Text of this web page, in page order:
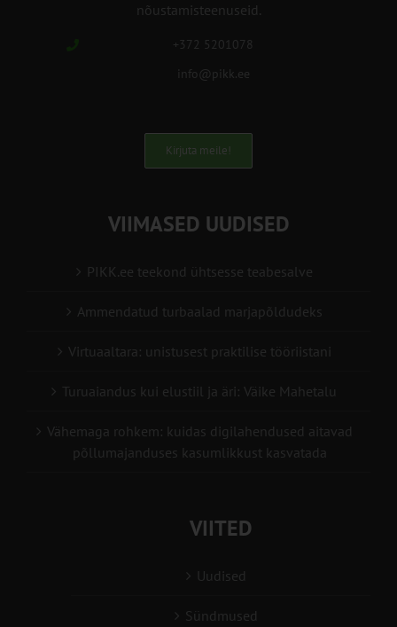
nõustamisteenuseid.
+372 5201078
info@pikk.ee
Kirjuta meile!
VIIMASED UUDISED
PIKK.ee teekond ühtsesse teabesalve
Ammendatud turbaalad marjapõldudeks
Virtuaaltara: unistusest praktilise tööriistani
Turuaiandus kui elustiil ja äri: Väike Mahetalu
Vähemaga rohkem: kuidas digilahendused aitavad
põllumajanduses kasumlikkust kasvatada
VIITED
Uudised
Sündmused